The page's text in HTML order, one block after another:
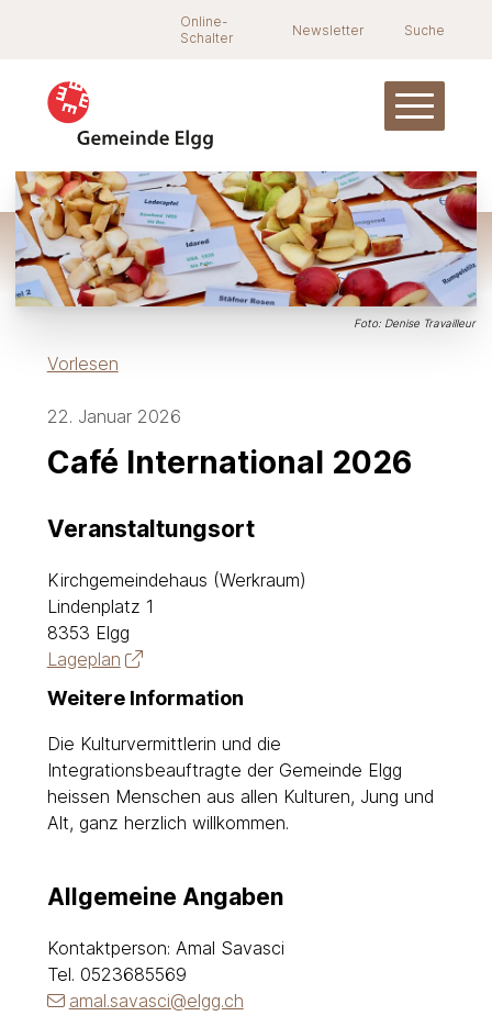
Navigieren in Elgg
SchnellnavigationOnline-
Schalter
Newsletter Suche
Foto: Denise Travailleur
Vorlesen
Café International 2026
22. Januar 2026
Veranstaltungsort
Kirchgemeindehaus (Werkraum)
Lindenplatz 1
8353 Elgg
Lageplan
Weitere Information
Die Kulturvermittlerin und die
Integrationsbeauftragte der Gemeinde Elgg
heissen Menschen aus allen Kulturen, Jung und
Alt, ganz herzlich willkommen.
Allgemeine Angaben
Kontaktperson: Amal Savasci
Tel. 0523685569
amal.savasci@elgg.ch